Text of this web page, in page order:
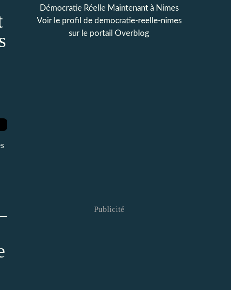
Démocratie Réelle Maintenant à Nimes
Voir le profil de democratie-reelle-nimes
sur le portail Overblog
Publicité